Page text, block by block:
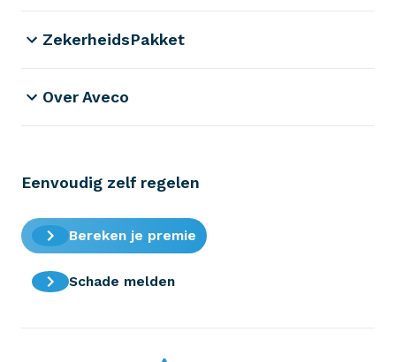
ZekerheidsPakket
Over Aveco
Eenvoudig zelf regelen
Bereken je premie
Schade melden